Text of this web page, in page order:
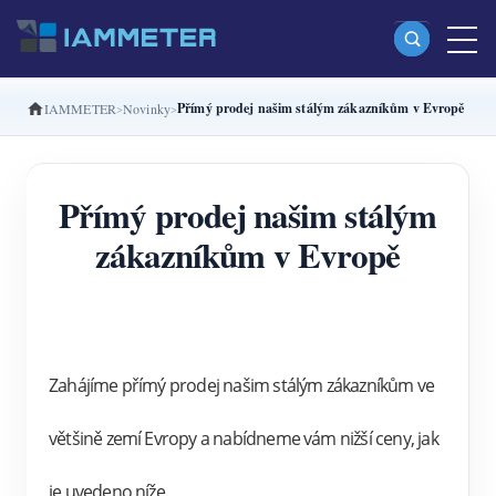
Produkty
Jednofázový Wi-Fi elektroměr (WEM3080)
Split-phase Wi-Fi elektroměr (WEM2067)
Třífázový Wi-Fi elektroměr (WEM3080T)
WiFi regulátor výkonu
IAMMETER Novinky Přímý prodej našim stálým zákazníkům v Evropě
Přímý prodej našim stálým
zákazníkům v Evropě
Zahájíme přímý prodej našim stálým zákazníkům ve
většině zemí Evropy a nabídneme vám nižší ceny, jak